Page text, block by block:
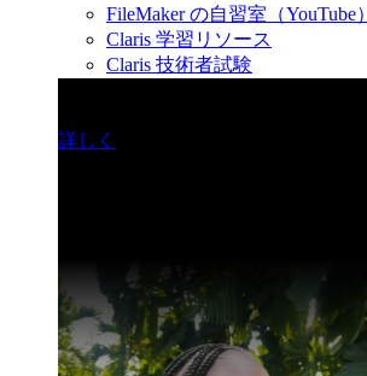
FileMaker の自習室（YouTube）
Claris 学習リソース
Claris 技術者試験
詳しく